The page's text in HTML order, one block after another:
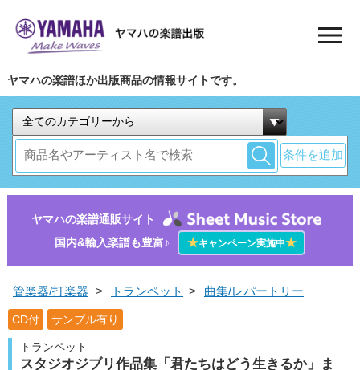
ヤマハの楽譜ほか出版商品の情報サイトです。
条件を追加
ヤマハの楽譜通販サイト
国内&輸入楽譜も豊富♪
★キャンペーン実施中★
管楽器/打楽器 > トランペット > 曲集/レパートリー
CD付 サンプル有り
トランペット
スタジオジブリ作品集「君たちはどう生きるか」ま